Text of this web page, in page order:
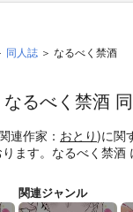
同人誌 なるべく禁酒
るべく禁酒
連作家： おとり)に関
ます。なるべく禁酒
関連ジャンル